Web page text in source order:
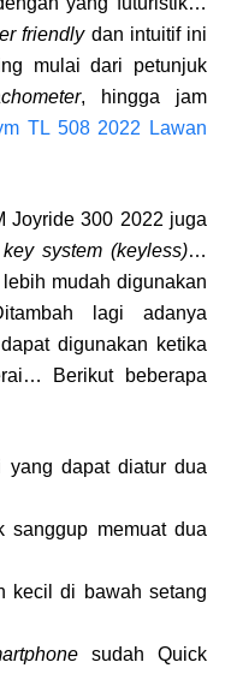
friendlydan intuitif ini
mulai dari petunjuk
, hingga jam
TL 508 2022 Lawan
Joyride 300 2022 juga
system (keyless)…
mudah digunakan
lagi adanya
digunakan ketika
Berikut beberapa
yang dapat diatur dua
sanggup memuat dua
kecil di bawah setang
sudah Quick